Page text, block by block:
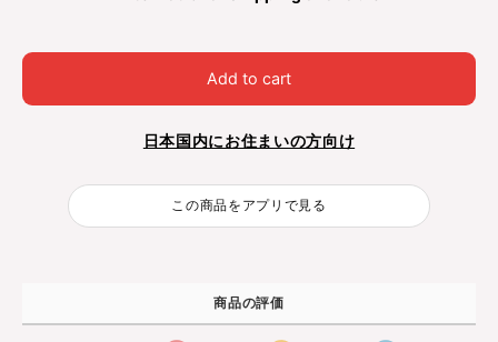
Add to cart
日本国内にお住まいの方向け
この商品をアプリで見る
商品の評価